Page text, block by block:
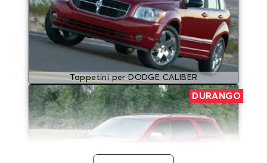
Tappetini per DODGE CALIBER
DURANGO